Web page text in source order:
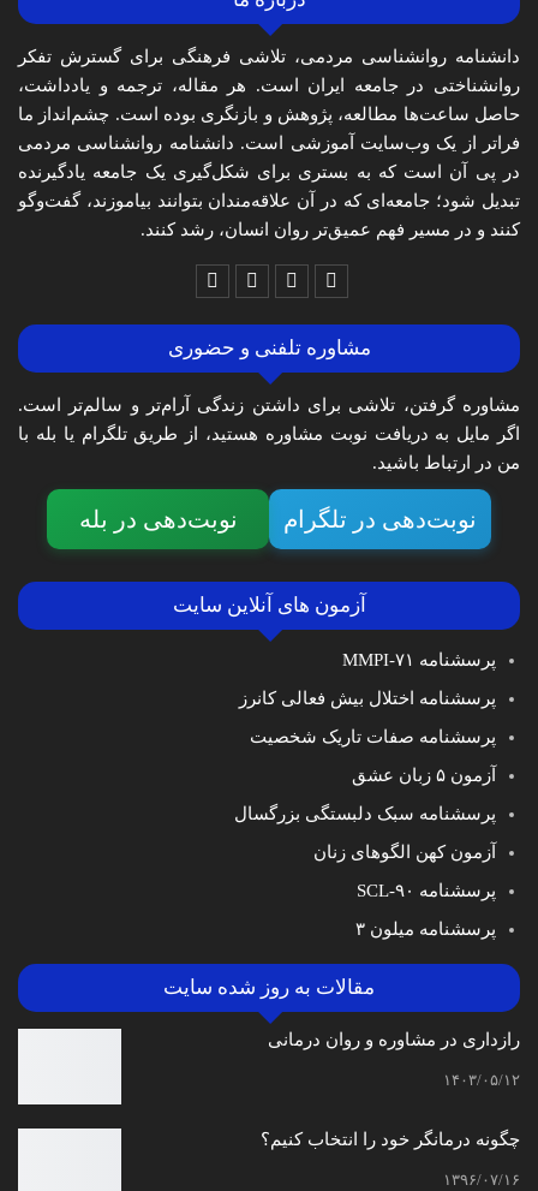
دانشنامه روانشناسی مردمی، تلاشی فرهنگی برای گسترش تفکر
روانشناختی در جامعه ایران است. هر مقاله، ترجمه و یادداشت،
حاصل ساعت‌ها مطالعه، پژوهش و بازنگری بوده است. چشم‌انداز ما
فراتر از یک وب‌سایت آموزشی است. دانشنامه روانشناسی مردمی
در پی آن است که به بستری برای شکل‌گیری یک جامعه یادگیرنده
تبدیل شود؛ جامعه‌ای که در آن علاقه‌مندان بتوانند بیاموزند، گفت‌وگو
کنند و در مسیر فهم عمیق‌تر روان انسان، رشد کنند.
مشاوره تلفنی و حضوری
مشاوره گرفتن، تلاشی برای داشتن زندگی آرام‌تر و سالم‌تر است.
اگر مایل به دریافت نوبت مشاوره هستید، از طریق تلگرام یا بله با
من در ارتباط باشید.
نوبت‌دهی در تلگرام نوبت‌دهی در بله
آزمون های آنلاین سایت
پرسشنامه MMPI-۷۱
پرسشنامه اختلال بیش فعالی کانرز
پرسشنامه صفات تاریک شخصیت
آزمون ۵ زبان عشق
پرسشنامه سبک دلبستگی بزرگسال
آزمون کهن الگوهای زنان
پرسشنامه SCL-۹۰
پرسشنامه میلون ۳
مقالات به روز شده سایت
رازداری در مشاوره و روان درمانی
۱۴۰۳/۰۵/۱۲
چگونه درمانگر خود را انتخاب کنیم؟
۱۳۹۶/۰۷/۱۶